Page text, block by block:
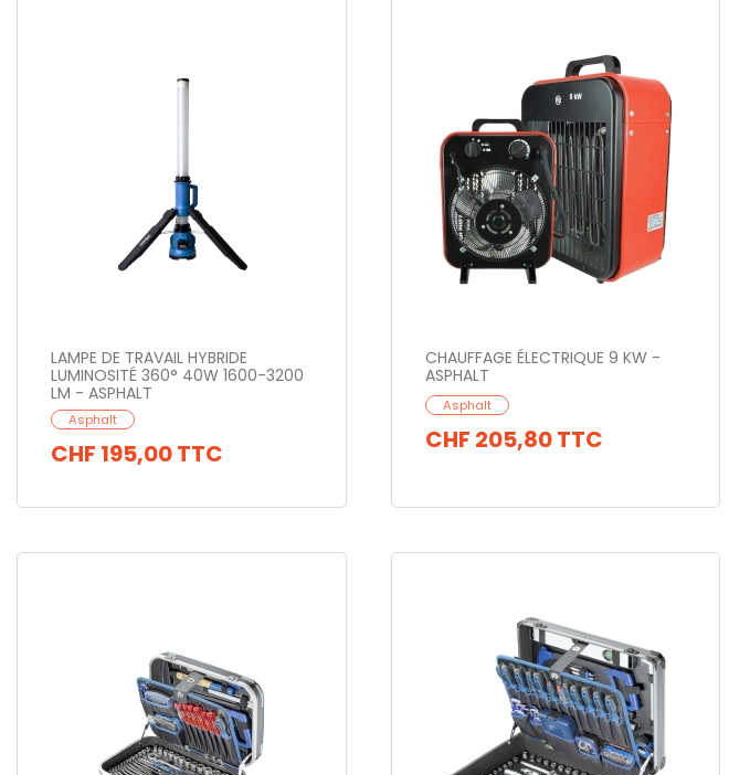
LAMPE DE TRAVAIL HYBRIDE
LUMINOSITÉ 360° 40W 1600-3200
LM - ASPHALT
Asphalt
CHF 195,00TTC
CHAUFFAGE ÉLECTRIQUE 9 KW -
ASPHALT
Asphalt
CHF 205,80TTC